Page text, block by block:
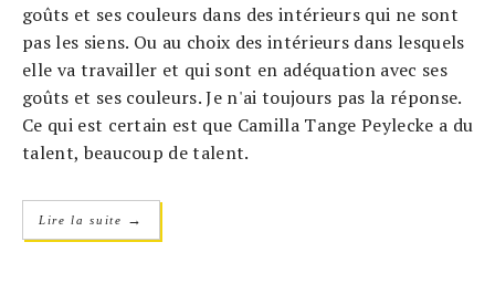
goûts et ses couleurs dans des intérieurs qui ne sont
pas les siens. Ou au choix des intérieurs dans lesquels
elle va travailler et qui sont en adéquation avec ses
goûts et ses couleurs. Je n'ai toujours pas la réponse.
Ce qui est certain est que Camilla Tange Peylecke a du
talent, beaucoup de talent.
Lire la suite →